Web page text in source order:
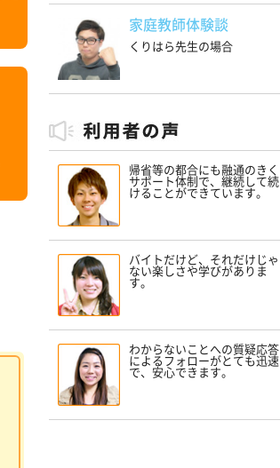
家庭教師体験談
くりはら先生の場合
帰省等の都合にも融通のきく
サポート体制で、継続して続
けることができています。
バイトだけど、それだけじゃ
ない楽しさや学びがありま
す。
わからないことへの質疑応答
によるフォローがとても迅速
で、安心できます。